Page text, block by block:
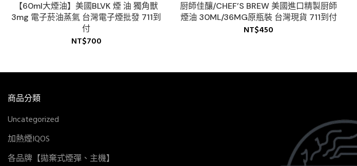
【60ml大煙油】美國BLVK 煙 油 獨角獸
3mg 電子菸油蒸氣 台灣電子煙批發 711到
付
NT$700
厨師佳釀/CHEF’S BREW 美國進口精製厨師
煙油 30ML/36MG原瓶裝 台灣現貨 711到付
NT$450
商品分類
Uncategorized
加熱煙IQOS
各品牌【拋棄式煙彈、主機】